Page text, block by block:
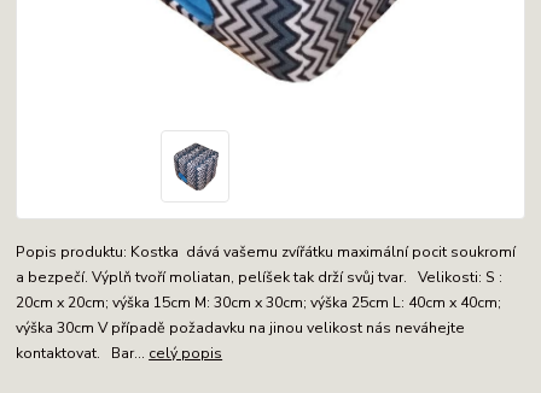
Popis produktu: Kostka dává vašemu zvířátku maximální pocit soukromí
a bezpečí. Výplň tvoří moliatan, pelíšek tak drží svůj tvar. Velikosti: S :
20cm x 20cm; výška 15cm M: 30cm x 30cm; výška 25cm L: 40cm x 40cm;
výška 30cm V případě požadavku na jinou velikost nás neváhejte
kontaktovat. Bar... celý popis